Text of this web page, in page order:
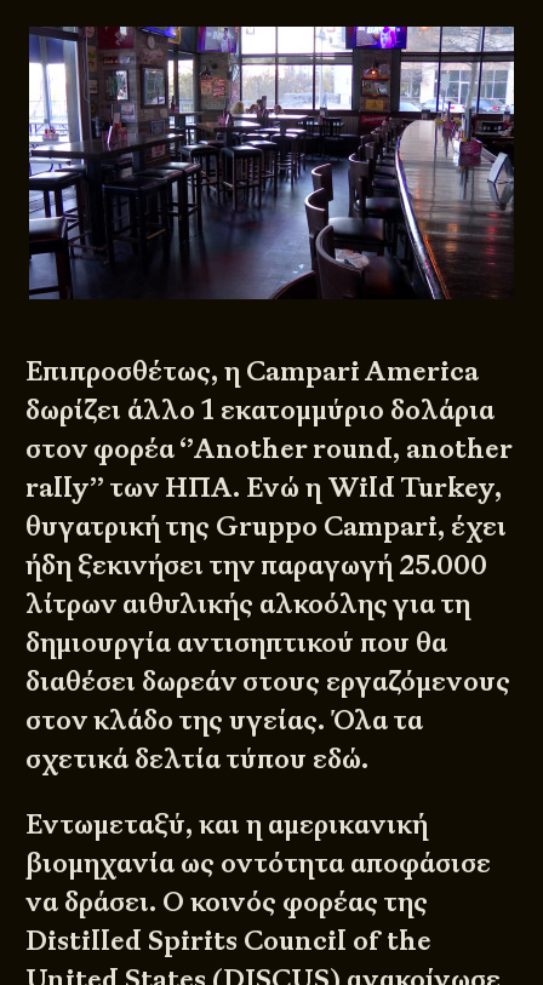
Επιπροσθέτως, η Campari America
δωρίζει άλλο 1 εκατομμύριο δολάρια
στον φορέα ‘’Another round, another
rally’’ των ΗΠΑ. Ενώ η Wild Turkey,
θυγατρική της Gruppo Campari, έχει
ήδη ξεκινήσει την παραγωγή 25.000
λίτρων αιθυλικής αλκοόλης για τη
δημιουργία αντισηπτικού που θα
διαθέσει δωρεάν στους εργαζόμενους
στον κλάδο της υγείας. Όλα τα
σχετικά δελτία τύπου εδώ.
Εντωμεταξύ, και η αμερικανική
βιομηχανία ως οντότητα αποφάσισε
να δράσει. Ο κοινός φορέας της
Distilled Spirits Council of the